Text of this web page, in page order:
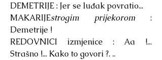
DEMETRIJE : Jer se luđak povratio...
MAKARIJEstrogim prijekorom :
Demetrije !
REDOVNICI izmjenice : Aa !...
Strašno !... Kako to govori ?. ..